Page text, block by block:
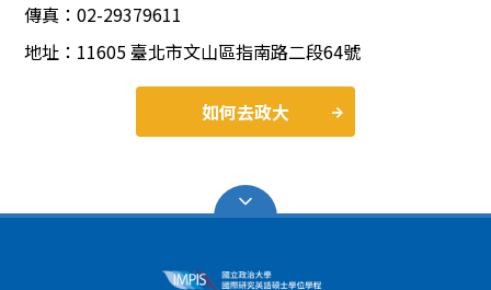
傳真：02-29379611
地址：11605 臺北市文山區指南路二段64號
如何去政大